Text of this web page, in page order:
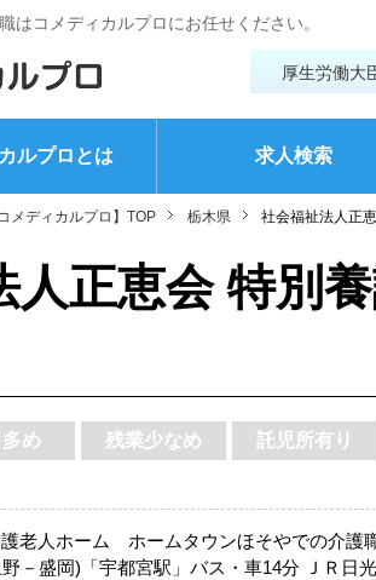
はコメディカルプロにお任せください。
厚生労働
ルプロとは 求人検索
メディカルプロ】TOP 栃木県 社会福祉法人正
人正恵会 特別
め 残業少なめ 託児所有り
老人ホーム ホームタウンほそやでの介
－盛岡)「宇都宮駅」バス・車14分 ＪＲ日